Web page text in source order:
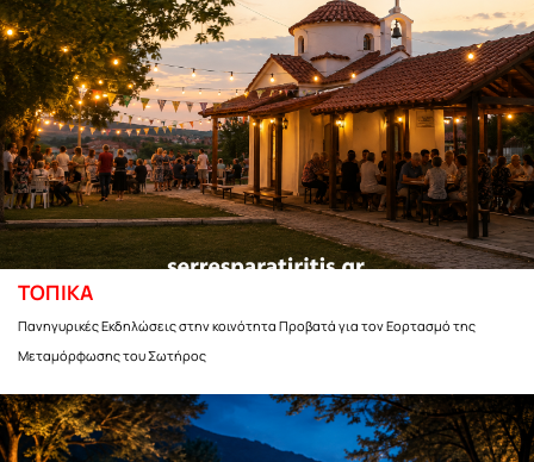
ΤΟΠΙΚΑ
Πανηγυρικές Εκδηλώσεις στην κοινότητα Προβατά για τον Εορτασμό της
Μεταμόρφωσης του Σωτήρος